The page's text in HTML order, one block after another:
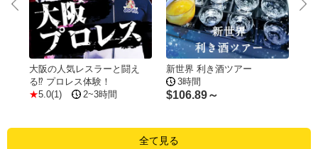
大阪の人気レスラーと闘え
る⁉ プロレス体験！
5.0(1)
2~3時間
新世界 利き酒ツアー
3時間
$106.89～
全て見る